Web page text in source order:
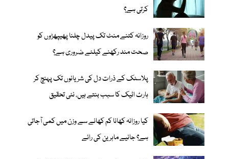
کرتی ہے؟
روزانہ کتنے منٹ تک پیدل چلنا پھیپھڑوں کو
صحت مند رکھنے کیلئے ضروری ہے؟
پلاسٹک کے ذرات دل کی شریانوں تک پہنچ کر
ہارٹ اٹیک کا سبب بنتے ہیں، نئی تحقیق
کیا روزانہ کھانا کم کھانے سے وزن میں کمی آجاتی
ہے؟ جانیے ماہرین کی رائے